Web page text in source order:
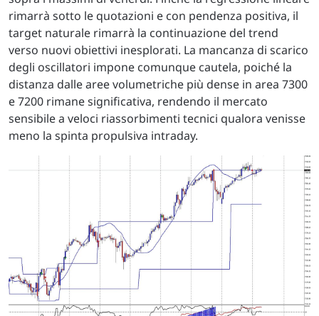
rimarrà sotto le quotazioni e con pendenza positiva, il
target naturale rimarrà la continuazione del trend
verso nuovi obiettivi inesplorati. La mancanza di scarico
degli oscillatori impone comunque cautela, poiché la
distanza dalle aree volumetriche più dense in area 7300
e 7200 rimane significativa, rendendo il mercato
sensibile a veloci riassorbimenti tecnici qualora venisse
meno la spinta propulsiva intraday.